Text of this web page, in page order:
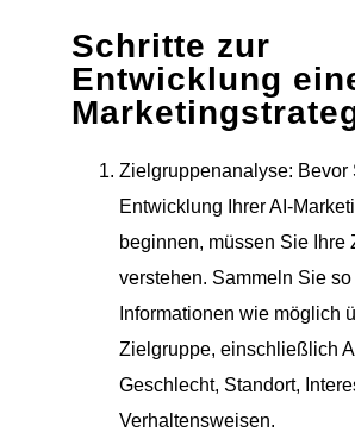
Schritte zur
Entwicklung
Zielgruppenanalyse: Bevor
Entwicklung Ihrer AI-
beginnen, müssen Sie Ihre
verstehen. Sammeln Sie
Informationen wie möglich
Zielgruppe, einschließlich
Geschlecht, Standort,
Verhaltensweisen.